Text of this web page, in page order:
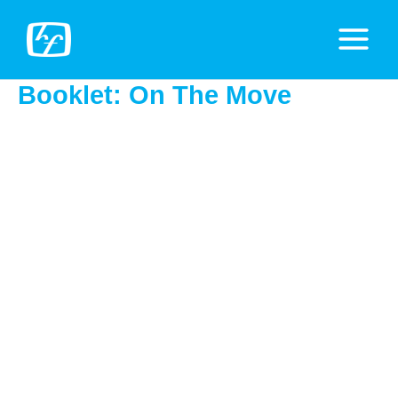
Inhalt
springen
Main
Booklet: On The Move